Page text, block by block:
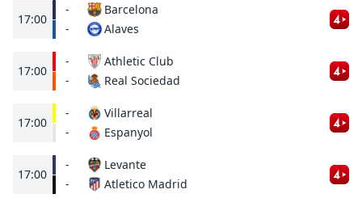
17:00
-
-
Barcelona
Alaves
17:00
-
-
Athletic Club
Real Sociedad
17:00
-
-
Villarreal
Espanyol
17:00
-
-
Levante
Atletico Madrid